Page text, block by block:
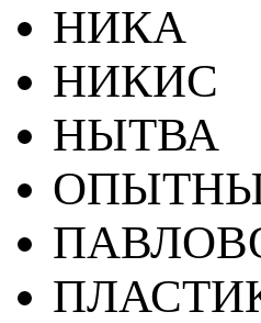
НИКА
НИКИС
НЫТВА